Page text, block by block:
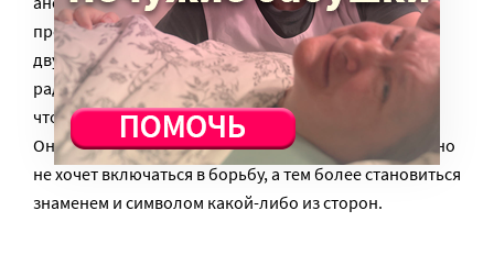
прочойсеров, хотя это было не верно. В США борьба
двух группировок ведется часто с помощью весьма
радикальных приемов, и Шелли просто не хотела,
чтобы ее «причисляли к религиозным фанатикам».
Она признавала, что, сама, скорее против абортов, но
не хочет включаться в борьбу, а тем более становиться
знаменем и символом какой-либо из сторон.